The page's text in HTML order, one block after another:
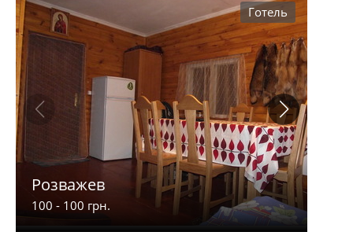
Готель
Розважев
100 - 100 грн.